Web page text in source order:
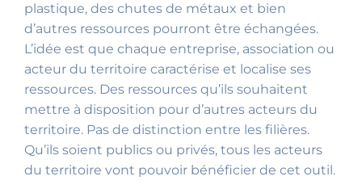
plastique, des chutes de métaux et bien
d’autres ressources pourront être échangées.
L’idée est que chaque entreprise, association ou
acteur du territoire caractérise et localise ses
ressources. Des ressources qu’ils souhaitent
mettre à disposition pour d’autres acteurs du
territoire. Pas de distinction entre les filières.
Qu’ils soient publics ou privés, tous les acteurs
du territoire vont pouvoir bénéficier de cet outil.